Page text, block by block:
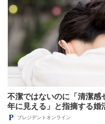
不潔ではないのに「清潔
年に見える」と指摘する婚
プレジデントオンライン